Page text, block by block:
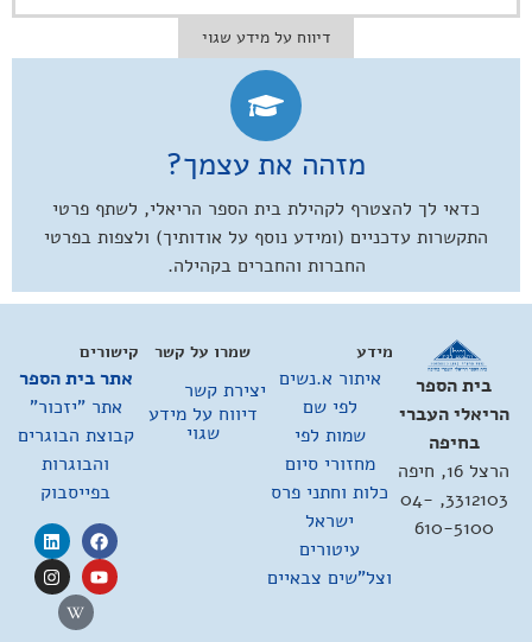
דיווח על מידע שגוי
מזהה את עצמך?
כדאי לך להצטרף לקהילת בית הספר הריאלי, לשתף פרטי
התקשרות עדכניים (ומידע נוסף על אודותיך) ולצפות בפרטי
החברות והחברים בקהילה.
בית הספר
הריאלי העברי
בחיפה
הרצל 16, חיפה
3312103, 04-
610-5100
מידע
איתור א.נשים
לפי שם
שמות לפי
מחזורי סיום
כלות וחתני פרס
ישראל
עיטורים
וצל"שים צבאיים
קישורים
אתר בית הספר
אתר "יזכור"
קבוצת הבוגרים
והבוגרות
בפייסבוק
שמרו על קשר
יצירת קשר
דיווח על מידע
שגוי